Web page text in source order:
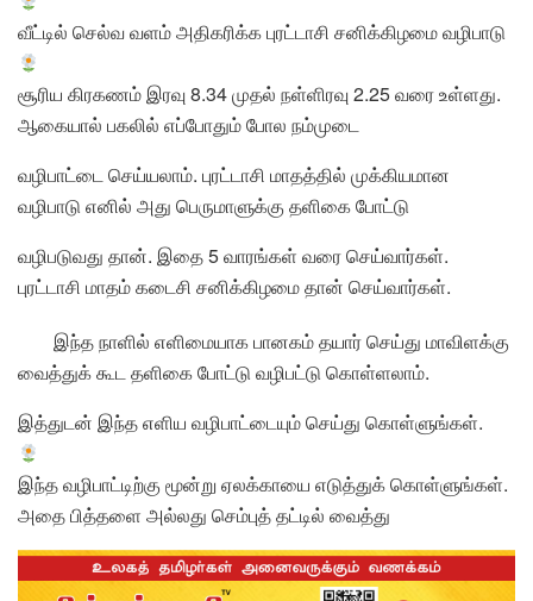
வீட்டில் செல்வ வளம் அதிகரிக்க புரட்டாசி சனிக்கிழமை வழிபாடு
சூரிய கிரகணம் இரவு 8.34 முதல் நள்ளிரவு 2.25 வரை உள்ளது.
ஆகையால் பகலில் எப்போதும் போல நம்முடை
வழிபாட்டை செய்யலாம். புரட்டாசி மாதத்தில் முக்கியமான
வழிபாடு எனில் அது பெருமாளுக்கு தளிகை போட்டு
வழிபடுவது தான். இதை 5 வாரங்கள் வரை செய்வார்கள்.
புரட்டாசி மாதம் கடைசி சனிக்கிழமை தான் செய்வார்கள்.
இந்த நாளில் எளிமையாக பானகம் தயார் செய்து மாவிளக்கு
வைத்துக் கூட தளிகை போட்டு வழிபட்டு கொள்ளலாம்.
இத்துடன் இந்த எளிய வழிபாட்டையும் செய்து கொள்ளுங்கள்.
இந்த வழிபாட்டிற்கு மூன்று ஏலக்காயை எடுத்துக் கொள்ளுங்கள்.
அதை பித்தளை அல்லது செம்புத் தட்டில் வைத்து